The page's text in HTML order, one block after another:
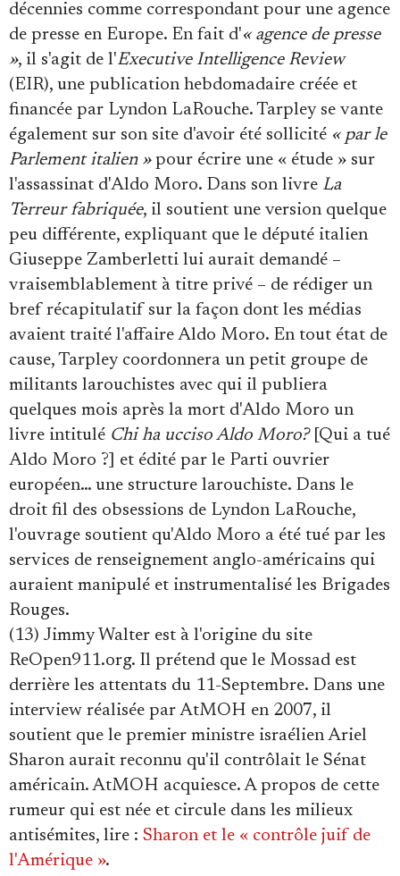
décennies comme correspondant pour une agence
de presse en Europe. En fait d'« agence de presse
», il s'agit de l'Executive Intelligence Review
(EIR), une publication hebdomadaire créée et
financée par Lyndon LaRouche. Tarpley se vante
également sur son site d'avoir été sollicité « par le
Parlement italien »pour écrire une « étude » sur
l'assassinat d'Aldo Moro. Dans son livre La
Terreur fabriquée, il soutient une version quelque
peu différente, expliquant que le député italien
Giuseppe Zamberletti lui aurait demandé –
vraisemblablement à titre privé – de rédiger un
bref récapitulatif sur la façon dont les médias
avaient traité l'affaire Aldo Moro. En tout état de
cause, Tarpley coordonnera un petit groupe de
militants larouchistes avec qui il publiera
quelques mois après la mort d'Aldo Moro un
livre intitulé Chi ha ucciso Aldo Moro?[Qui a tué
Aldo Moro ?] et édité par le Parti ouvrier
européen… une structure larouchiste. Dans le
droit fil des obsessions de Lyndon LaRouche,
l'ouvrage soutient qu'Aldo Moro a été tué par les
services de renseignement anglo-américains qui
auraient manipulé et instrumentalisé les Brigades
Rouges.
(13) Jimmy Walter est à l'origine du site
ReOpen911.org. Il prétend que le Mossad est
derrière les attentats du 11-Septembre. Dans une
interview réalisée par AtMOH en 2007, il
soutient que le premier ministre israélien Ariel
Sharon aurait reconnu qu'il contrôlait le Sénat
américain. AtMOH acquiesce. A propos de cette
rumeur qui est née et circule dans les milieux
antisémites, lire : Sharon et le « contrôle juif de
l'Amérique ».